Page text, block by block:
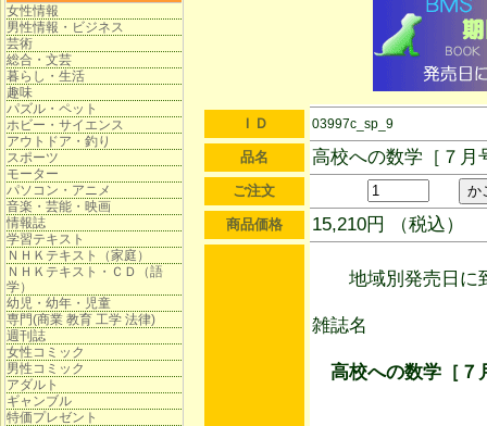
女性情報
男性情報・ビジネス
芸術
総合・文芸
暮らし・生活
趣味
パズル・ペット
ホビー・サイエンス
アウトドア・釣り
スポーツ
モーター
パソコン・アニメ
音楽・芸能・映画
情報誌
学習テキスト
ＮＨＫテキスト（家庭）
ＮＨＫテキスト・ＣＤ（語
学）
幼児・幼年・児童
専門(商業 教育 工学 法律)
週刊誌
女性コミック
男性コミック
アダルト
ギャンブル
特価プレゼント
ＩＤ 03997c_sp_9
品名 高校への数学［７
ご注文
商品価格 15,210円 （税込）
地域別発売日に
雑誌名
高校への数学［７